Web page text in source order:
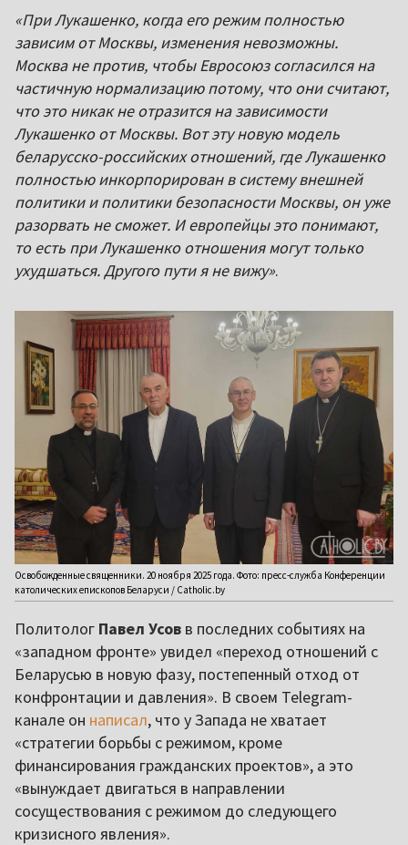
«При Лукашенко, когда его режим полностью
зависим от Москвы, изменения невозможны.
Москва не против, чтобы Евросоюз согласился на
частичную нормализацию потому, что они считают,
что это никак не отразится на зависимости
Лукашенко от Москвы. Вот эту новую модель
беларусско-российских отношений, где Лукашенко
полностью инкорпорирован в систему внешней
политики и политики безопасности Москвы, он уже
разорвать не сможет. И европейцы это понимают,
то есть при Лукашенко отношения могут только
ухудшаться. Другого пути я не вижу».
Освобожденные священники. 20 ноября 2025 года. Фото: пресс-служба Конференции
католических епископов Беларуси / Catholic.by
Политолог Павел Усов в последних событиях на
«западном фронте» увидел «переход отношений с
Беларусью в новую фазу, постепенный отход от
конфронтации и давления». В своем Telegram-
канале он написал, что у Запада не хватает
«стратегии борьбы с режимом, кроме
финансирования гражданских проектов», а это
«вынуждает двигаться в направлении
сосуществования с режимом до следующего
кризисного явления».